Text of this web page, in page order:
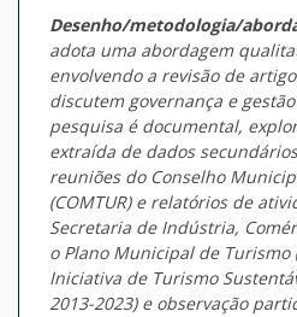
Desenho/metodologia/
adota uma abordagem
envolvendo a revisão de
discutem governança e
pesquisa é documental,
extraída de dados
reuniões do Conselho
(COMTUR) e relatórios de
Secretaria de Indústria,
o Plano Municipal de Turismo
Iniciativa de Turismo
2013-2023) e observação